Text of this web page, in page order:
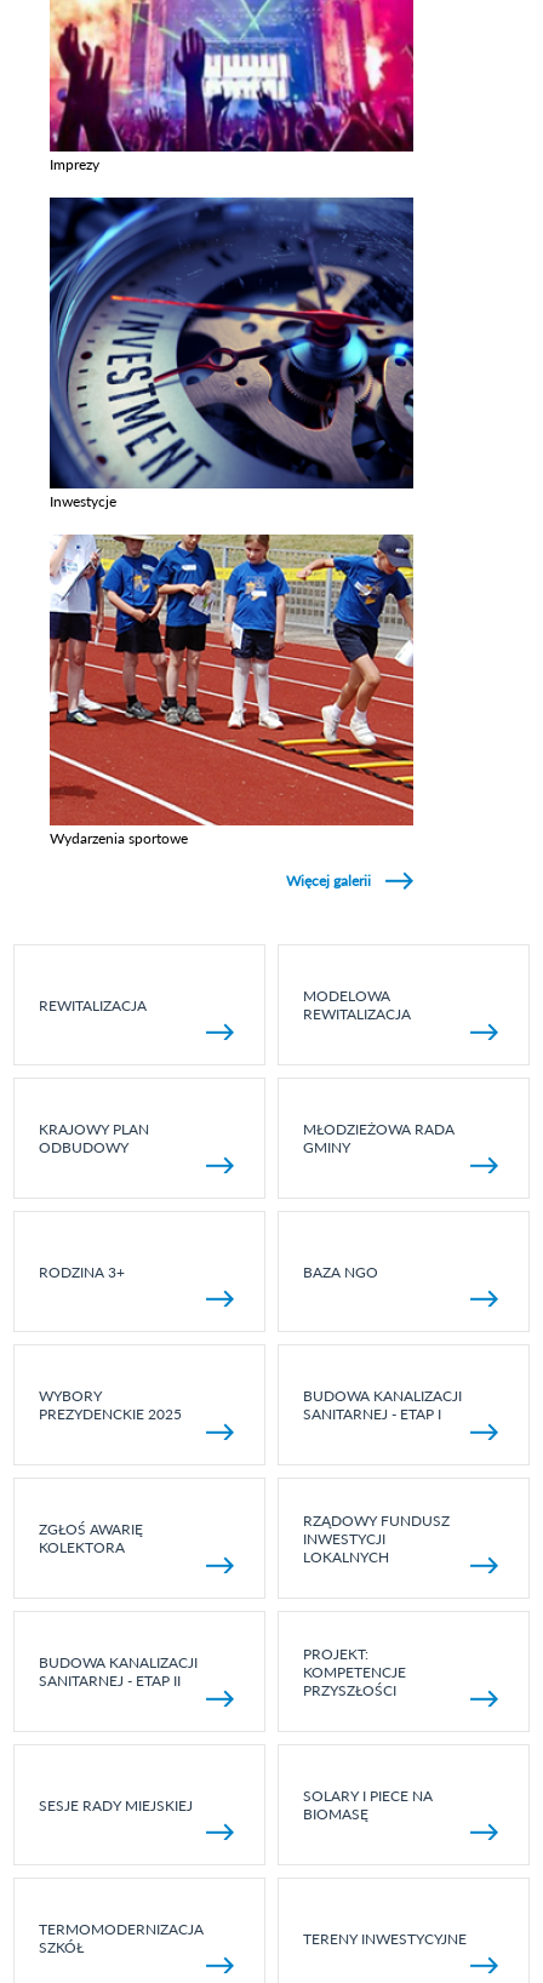
Imprezy
Inwestycje
Wydarzenia sportowe
Więcej galerii
REWITALIZACJA
MODELOWA
REWITALIZACJA
KRAJOWY PLAN
ODBUDOWY
MŁODZIEŻOWA RADA
GMINY
RODZINA 3+ BAZA NGO
WYBORY
PREZYDENCKIE 2025
BUDOWA KANALIZACJI
SANITARNEJ - ETAP I
ZGŁOŚ AWARIĘ
KOLEKTORA
RZĄDOWY FUNDUSZ
INWESTYCJI
LOKALNYCH
BUDOWA KANALIZACJI
SANITARNEJ - ETAP II
PROJEKT:
KOMPETENCJE
PRZYSZŁOŚCI
SESJE RADY MIEJSKIEJ
SOLARY I PIECE NA
BIOMASĘ
TERMOMODERNIZACJA
SZKÓŁ
TERENY INWESTYCYJNE